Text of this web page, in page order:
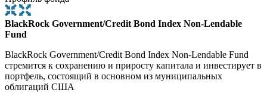
BlackRock Government/Credit Bond Index Non-Lendable
Fund
BlackRock Government/Credit Bond Index Non-Lendable Fund
стремится к сохранению и приросту капитала и инвестирует в
портфель, состоящий в основном из муниципальных
облигаций США